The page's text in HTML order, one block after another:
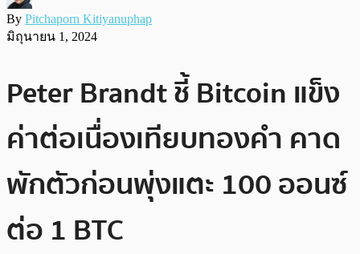
By Pitchaporn Kitiyanuphap
มิถุนายน 1, 2024
Peter Brandt ชี้ Bitcoin แข็ง
ค่าต่อเนื่องเทียบทองคำ คาด
พักตัวก่อนพุ่งแตะ 100 ออนซ์
ต่อ 1 BTC